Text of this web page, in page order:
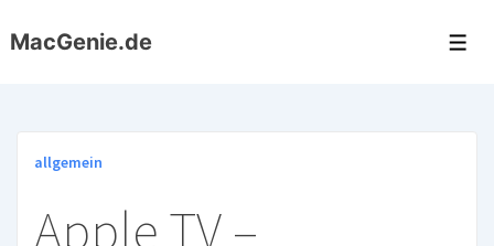
Zum
MacGenie.de
allgemein
Apple TV –